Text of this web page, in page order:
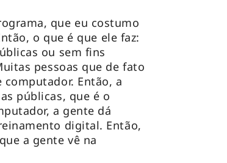
que eu costumo
o que é que ele faz:
ou sem fins
pessoas que de fato
Então, a
públicas, que é o
a gente dá
digital. Então,
a gente vê na